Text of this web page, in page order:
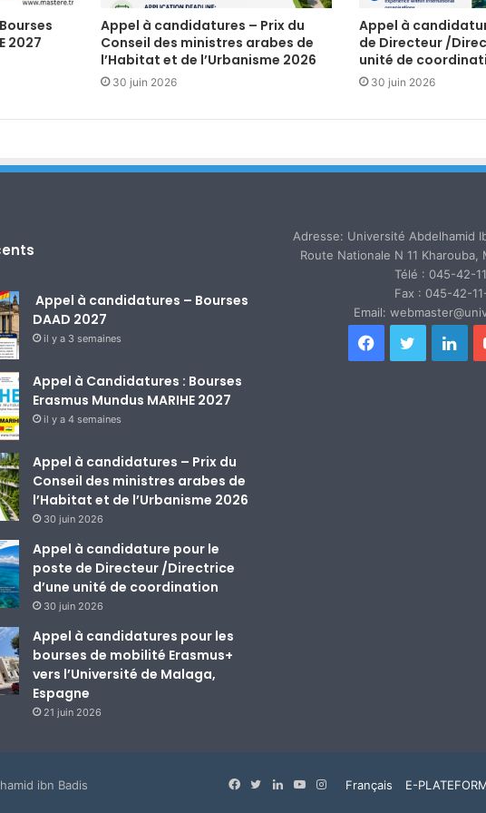
2027
Appel à candidatures – Prix du
Conseil des ministres arabes de
l’Habitat et de l’Urbanisme 2026
30 juin 2026
Appel à
de Directeur /
unité de
30 juin 2026
Appel à candidatures – Bourses
DAAD 2027
il y a 3 semaines
Appel à Candidatures : Bourses
Erasmus Mundus MARIHE 2027
il y a 4 semaines
Appel à candidatures – Prix du
Conseil des ministres arabes de
l’Habitat et de l’Urbanisme 2026
30 juin 2026
Appel à candidature pour le
poste de Directeur /Directrice
d’une unité de coordination
30 juin 2026
Appel à candidatures pour les
bourses de mobilité Erasmus+
vers l’Université de Malaga,
Espagne
21 juin 2026
Adresse: Université Abdelhamid
Route Nationale N 11 Kharouba,
Télé : 045-42-
Fax : 045-42-
Email:
Facebook
Twitter
ibn Badis Français E-
Facebook
TwitterLinkedinYouTube
Instagram